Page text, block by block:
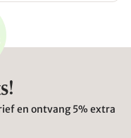
en ontvang 5% extra